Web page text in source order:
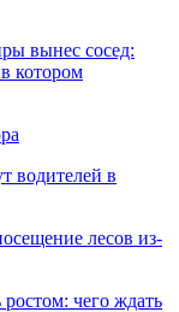
вынес сосед:
котором
водителей в
лесов из-
чего ждать